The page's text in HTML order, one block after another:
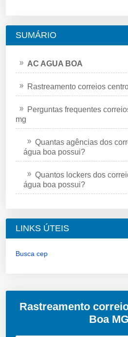
SUMÁRIO
AC AGUA BOA
Rastreamento correios
Perguntas frequentes
mg
Quantas agências dos
água boa possui?
Quantos lockers dos
água boa possui?
LINKS ÚTEIS
Busca cep
Rastreamento
Boa MG